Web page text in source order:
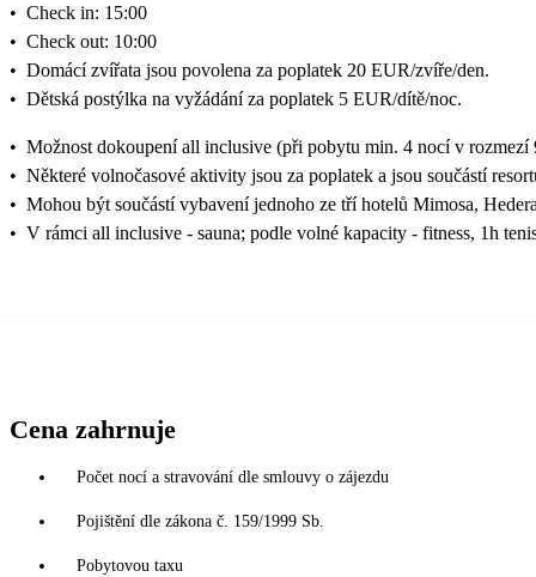
• Check in: 15:00
• Check out: 10:00
• Domácí zvířata jsou povolena za poplatek 20 EUR/zvíře/den.
• Dětská postýlka na vyžádání za poplatek 5 EUR/dítě/noc.
• Možnost dokoupení all inclusive (při pobytu min. 4 nocí v rozmezí
• Některé volnočasové aktivity jsou za poplatek a jsou součástí
• Mohou být součástí vybavení jednoho ze tří hotelů Mimosa,
• V rámci all inclusive - sauna; podle volné kapacity - fitness, 1h
Cena zahrnuje
Počet nocí a stravování dle smlouvy o zájezdu
Pojištění dle zákona č. 159/1999 Sb.
Pobytovou taxu